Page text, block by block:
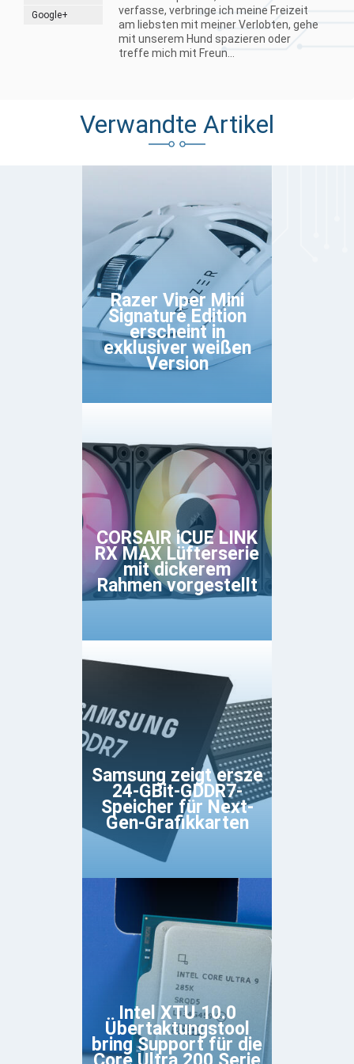
Google+
verfasse, verbringe ich meine Freizeit
am liebsten mit meiner Verlobten, gehe
mit unserem Hund spazieren oder
treffe mich mit Freun...
Verwandte Artikel
Razer Viper Mini
Signature Edition
erscheint in
exklusiver weißen
Version
CORSAIR iCUE LINK
RX MAX Lüfterserie
mit dickerem
Rahmen vorgestellt
Samsung zeigt ersze
24-GBit-GDDR7-
Speicher für Next-
Gen-Grafikkarten
Intel XTU 10.0
Übertaktungstool
bring Support für die